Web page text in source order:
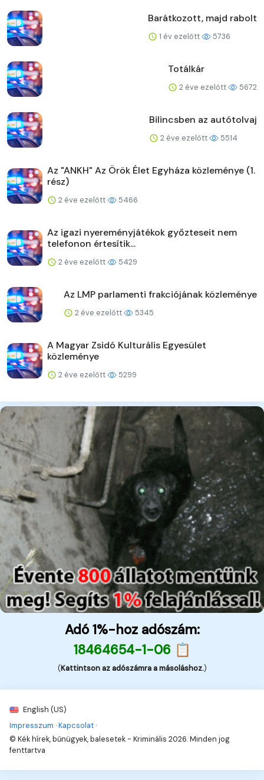
Barátkozott, majd rabolt
1 év ezelőtt 5736
Totálkár
2 éve ezelőtt 5672
Bilincsben az autótolvaj
2 éve ezelőtt 5514
Az "ANKH" Az Örök Élet Egyháza közleménye (1.
rész)
2 éve ezelőtt 5466
Az igazi nyereményjátékok győzteseit nem
telefonon értesítik...
2 éve ezelőtt 5429
Az LMP parlamenti frakciójának közleménye
2 éve ezelőtt 5345
A Magyar Zsidó Kulturális Egyesület
közleménye
2 éve ezelőtt 5299
Adó 1%-hoz adószám:
18464654-1-06 📋
(Kattintson az adószámra a másoláshoz.)
English (US)
Impresszum ·Kapcsolat ·
© Kék hírek, bűnügyek, balesetek - Kriminális 2026. Minden jog
fenttartva